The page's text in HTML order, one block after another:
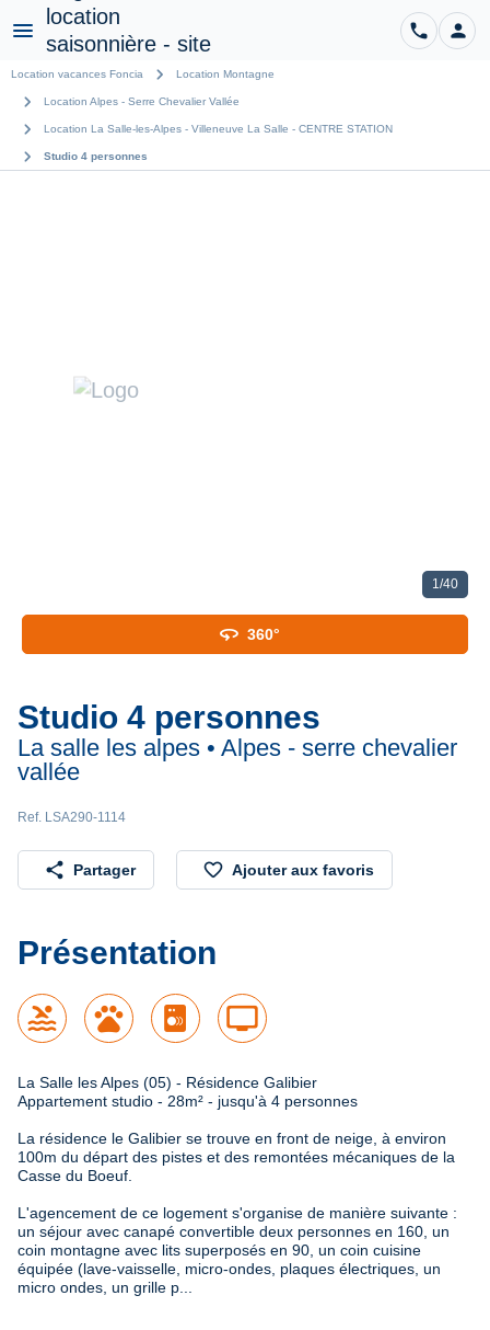
Menu phone person
Location vacances Foncia chevron_right Location Montagne
chevron_right Location Alpes - Serre Chevalier Vallée
chevron_right Location La Salle-les-Alpes - Villeneuve La Salle - CENTRE STATION
chevron_right Studio 4 personnes
1/40
360 360°
Studio 4 personnes
La salle les alpes • Alpes - serre chevalier
vallée
Ref. LSA290-1114
share Partager favorite_border Ajouter aux favoris
Présentation
pool pets tv
La Salle les Alpes (05) - Résidence Galibier
Appartement studio - 28m² - jusqu'à 4 personnes
La résidence le Galibier se trouve en front de neige, à environ
100m du départ des pistes et des remontées mécaniques de la
Casse du Boeuf.
L'agencement de ce logement s'organise de manière suivante :
un séjour avec canapé convertible deux personnes en 160, un
coin montagne avec lits superposés en 90, un coin cuisine
équipée (lave-vaisselle, micro-ondes, plaques électriques, un
micro ondes, un grille p...